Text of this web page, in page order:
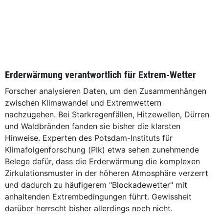
Erderwärmung verantwortlich für Extrem-Wetter
Forscher analysieren Daten, um den Zusammenhängen
zwischen Klimawandel und Extremwettern
nachzugehen. Bei Starkregenfällen, Hitzewellen, Dürren
und Waldbränden fanden sie bisher die klarsten
Hinweise. Experten des Potsdam-Instituts für
Klimafolgenforschung (PIk) etwa sehen zunehmende
Belege dafür, dass die Erderwärmung die komplexen
Zirkulationsmuster in der höheren Atmosphäre verzerrt
und dadurch zu häufigerem "Blockadewetter" mit
anhaltenden Extrembedingungen führt. Gewissheit
darüber herrscht bisher allerdings noch nicht.